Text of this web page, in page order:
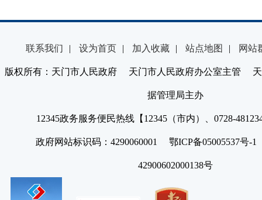
联系我们 | 设为首页 | 加入收藏 | 站点地图 | 网站
版权所有：天门市人民政府 天门市人民政府办公室主管 天
据管理局主办
12345政务服务便民热线【12345（市内）、0728-
政府网站标识码：4290060001 鄂ICP备05005537号
42900602000138号